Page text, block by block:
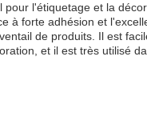
l'étiquetage et la
à forte adhésion et
de produits. Il est
et il est très utilisé